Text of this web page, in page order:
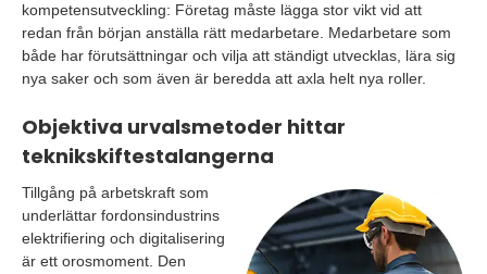
kompetensutveckling: Företag måste lägga stor vikt vid att
redan från början anställa rätt medarbetare. Medarbetare som
både har förutsättningar och vilja att ständigt utvecklas, lära sig
nya saker och som även är beredda att axla helt nya roller.
Objektiva urvalsmetoder hittar
teknikskiftestalangerna
Tillgång på arbetskraft som
underlättar fordonsindustrins
elektrifiering och digitalisering
är ett orosmoment. Den